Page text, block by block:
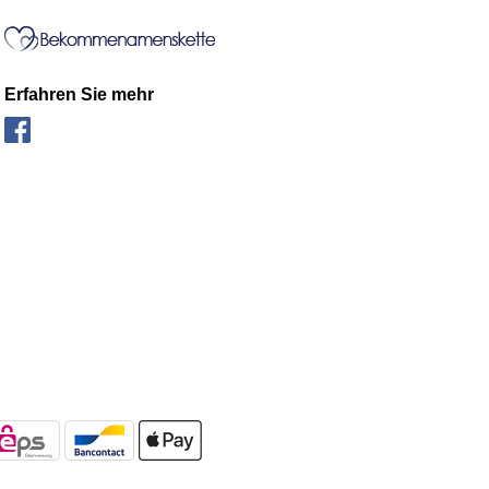
Erfahren Sie mehr